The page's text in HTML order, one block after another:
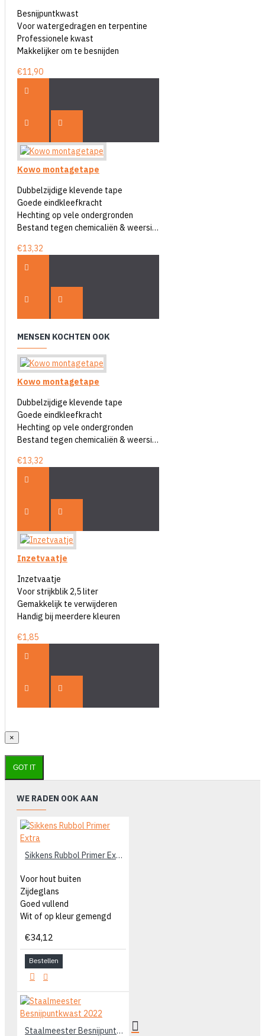
Besnijpuntkwast
Voor watergedragen en terpentine
Professionele kwast
Makkelijker om te besnijden
€11,90
Kowo montagetape
Dubbelzijdige klevende tape
Goede eindkleefkracht
Hechting op vele ondergronden
Bestand tegen chemicaliën & weersinvloeden
€13,32
MENSEN KOCHTEN OOK
Kowo montagetape
Dubbelzijdige klevende tape
Goede eindkleefkracht
Hechting op vele ondergronden
Bestand tegen chemicaliën & weersinvloeden
€13,32
Inzetvaatje
Inzetvaatje
Voor strijkblik 2,5 liter
Gemakkelijk te verwijderen
Handig bij meerdere kleuren
€1,85
×
GOT IT
WE RADEN OOK AAN
Sikkens Rubbol Primer Extra
Voor hout buiten
Zijdeglans
Goed vullend
Wit of op kleur gemengd
€34,12
Bestellen
Staalmeester Besnijpuntkwast 2022